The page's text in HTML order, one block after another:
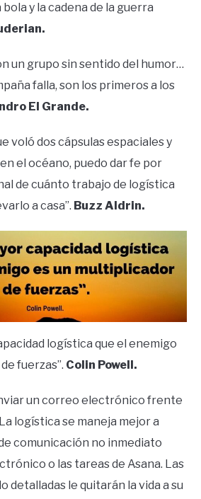
bola y la cadena de la guerra
un grupo sin sentido del humor…
falla, son los primeros a los
El Grande.
voló dos cápsulas espaciales y
el océano, puedo dar fe por
de cuánto trabajo de logística
a casa”. Buzz Aldrin.
logística que el enemigo
fuerzas”. Colin Powell.
un correo electrónico frente
logística se maneja mejor a
comunicación no inmediato
o las tareas de Asana. Las
detalladas le quitarán la vida a su